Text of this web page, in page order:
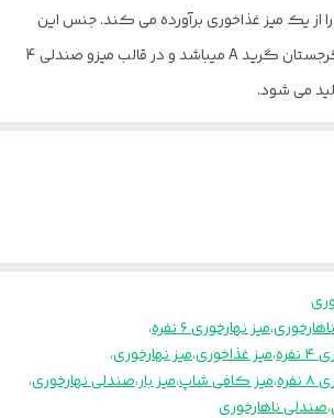
از یک میز غذاخوری برآورده می کند. جنس این
محصول از چوب راش گرجستان گرید A میباشد و در قالب میزو صندلی 4
کار
به سراسر کشور
،میز نهارخوری ۶ نفره
،
،میز غذاخوری،میز نهارخوری،
،میز کافی شاپ،میز بار،صندلی نهارخوری،
،صندلی ناهارخوری